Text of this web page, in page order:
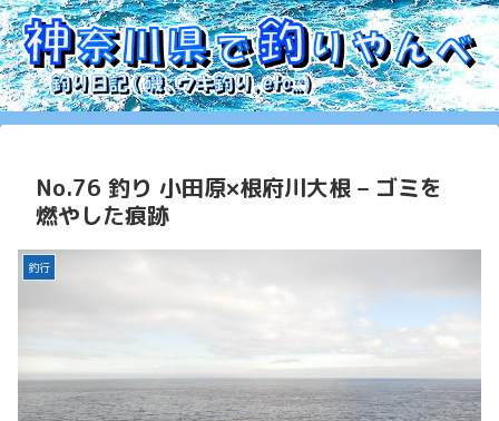
No.76 釣り 小田原×根府川大根 – ゴミを
燃やした痕跡
釣行